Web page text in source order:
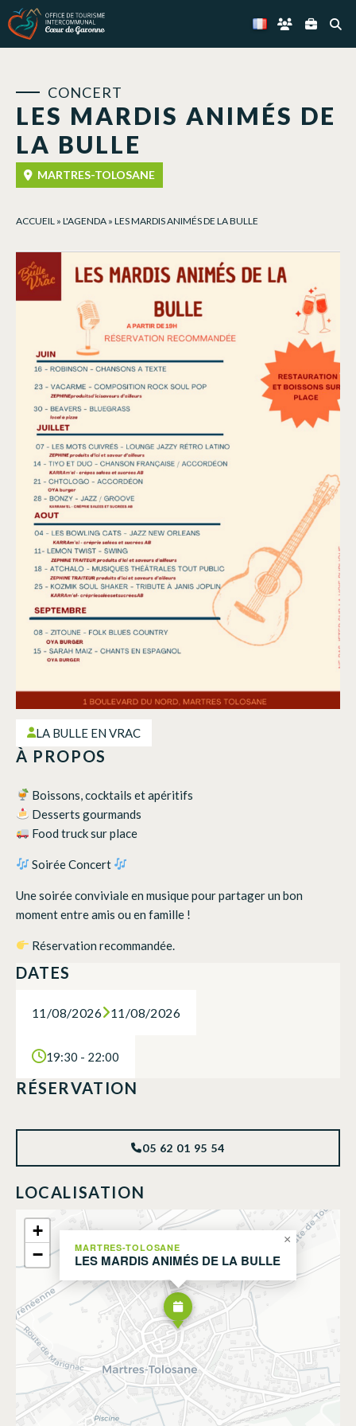
LES MARDIS ANIMÉS DE
LA BULLE
CONCERT
MARTRES-TOLOSANE
ACCUEIL » L'AGENDA » LES MARDIS ANIMÉS DE LA BULLE
LA BULLE EN VRAC
À PROPOS
Boissons, cocktails et apéritifs
Desserts gourmands
Food truck sur place
Soirée Concert
Une soirée conviviale en musique pour partager un bon
moment entre amis ou en famille !
Réservation recommandée.
DATES
11/08/2026 11/08/2026
19:30 - 22:00
RÉSERVATION
05 62 01 95 54
LOCALISATION
MARTRES-TOLOSANE
LES MARDIS ANIMÉS DE LA BULLE
×
+
−
Panneau de gestion des cookies